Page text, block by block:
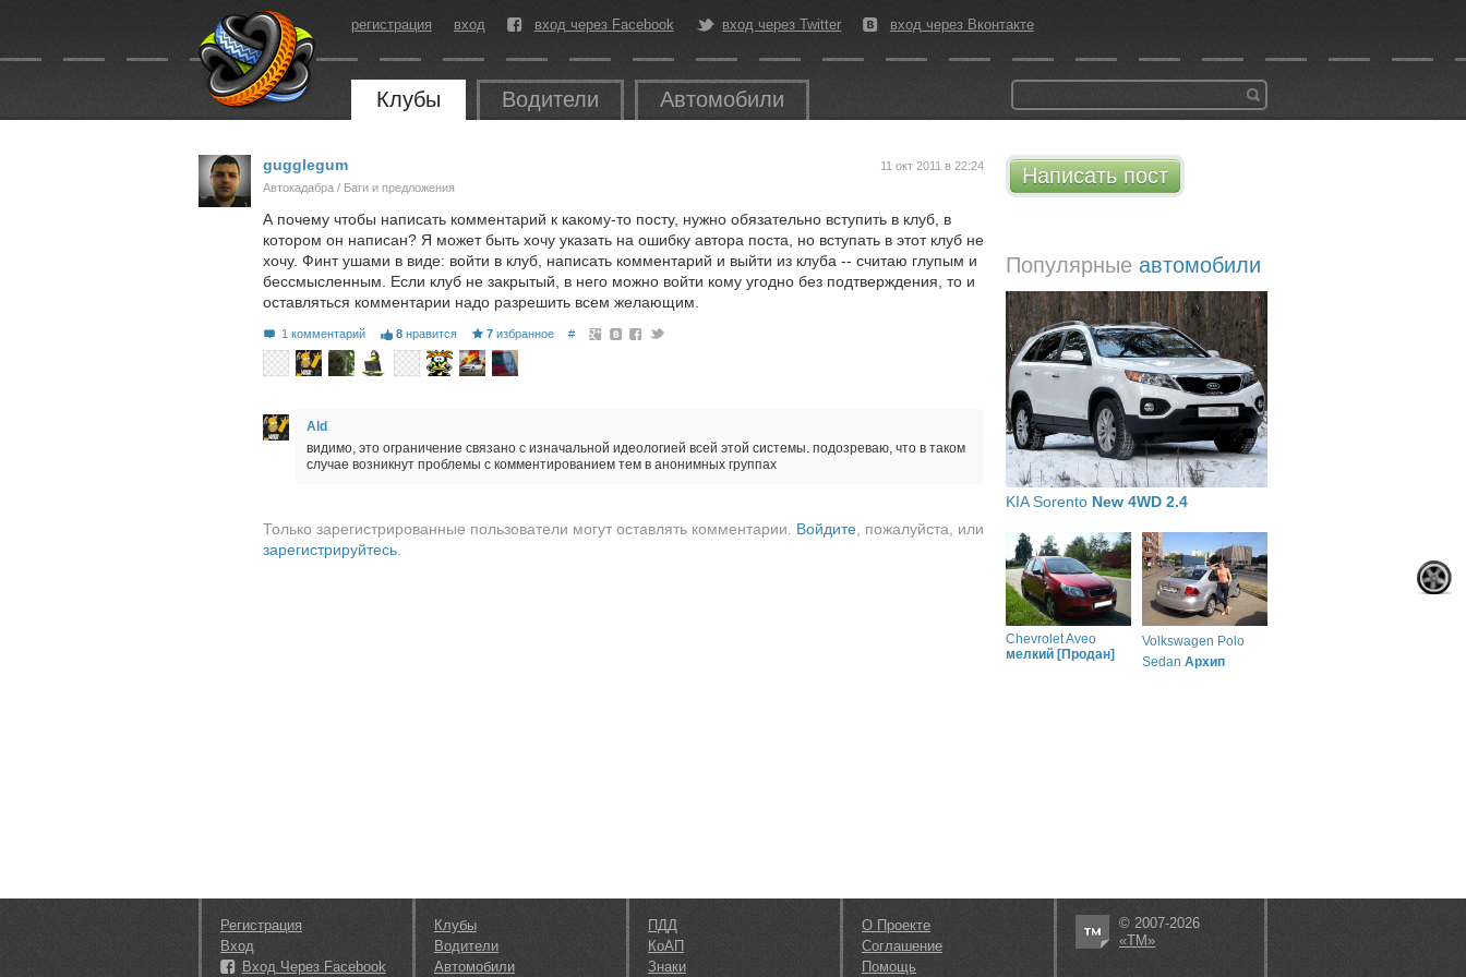
регистрация вход вход через Facebook вход через Twitter вход через Вконтакте
Клубы Водители Автомобили
Написать пост
Популярные автомобили
KIA Sorento New 4WD 2.4
Chevrolet Aveo
мелкий [Продан]
Volkswagen Polo
Sedan Архип
11 окт 2011 в 22:24
gugglegum
Автокадабра / Баги и предложения
А почему чтобы написать комментарий к какому-то посту, нужно обязательно вступить в клуб, в
котором он написан? Я может быть хочу указать на ошибку автора поста, но вступать в этот клуб не
хочу. Финт ушами в виде: войти в клуб, написать комментарий и выйти из клуба -- считаю глупым и
бессмысленным. Если клуб не закрытый, в него можно войти кому угодно без подтверждения, то и
оставляться комментарии надо разрешить всем желающим.
1 комментарий 8 нравится 7 избранное #
Ald
видимо, это ограничение связано с изначальной идеологией всей этой системы. подозреваю, что в таком
случае возникнут проблемы с комментированием тем в анонимных группах
Только зарегистрированные пользователи могут оставлять комментарии. Войдите , пожалуйста, или
зарегистрируйтесь
Регистрация
Вход
Вход Через Facebook
Клубы
Водители
Автомобили
ПДД
КоАП
Знаки
О Проекте
Соглашение
Помощь
© 2007-2026
«ТМ»